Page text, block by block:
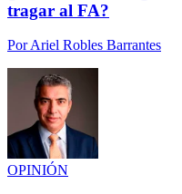
tragar al FA?
PorAriel Robles Barrantes
OPINIÓN